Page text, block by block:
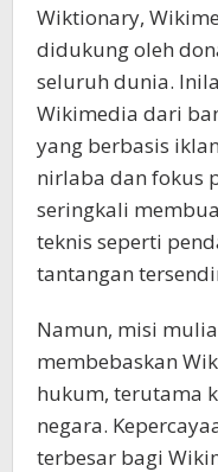
Wiktionary,
didukung oleh
seluruh dunia.
Wikimedia dari
yang berbasis
nirlaba dan fokus
seringkali
teknis seperti
tantangan
Namun, misi
membebaskan
hukum, terutama
negara.
terbesar bagi